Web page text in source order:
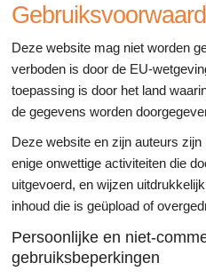
Deze website mag niet worden
verboden is door de EU-
toepassing is door het land
de gegevens worden
Deze website en zijn auteurs
enige onwettige activiteiten die
uitgevoerd, en wijzen
inhoud die is geüpload of
Persoonlijke en niet-
gebruiksbeperkingen